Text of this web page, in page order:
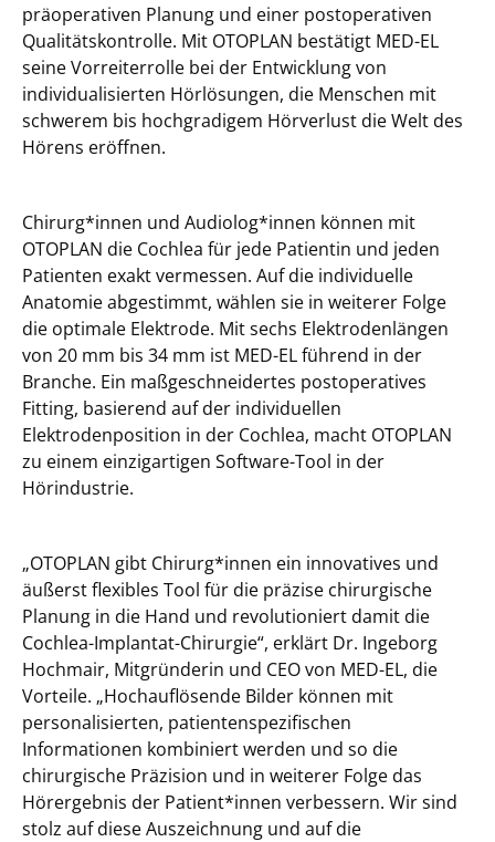
präoperativen Planung und einer postoperativen
Qualitätskontrolle. Mit OTOPLAN bestätigt MED-EL
seine Vorreiterrolle bei der Entwicklung von
individualisierten Hörlösungen, die Menschen mit
schwerem bis hochgradigem Hörverlust die Welt des
Hörens eröffnen.
Chirurg*innen und Audiolog*innen können mit
OTOPLAN die Cochlea für jede Patientin und jeden
Patienten exakt vermessen. Auf die individuelle
Anatomie abgestimmt, wählen sie in weiterer Folge
die optimale Elektrode. Mit sechs Elektrodenlängen
von 20 mm bis 34 mm ist MED-EL führend in der
Branche. Ein maßgeschneidertes postoperatives
Fitting, basierend auf der individuellen
Elektrodenposition in der Cochlea, macht OTOPLAN
zu einem einzigartigen Software-Tool in der
Hörindustrie.
„OTOPLAN gibt Chirurg*innen ein innovatives und
äußerst flexibles Tool für die präzise chirurgische
Planung in die Hand und revolutioniert damit die
Cochlea-Implantat-Chirurgie“, erklärt Dr. Ingeborg
Hochmair, Mitgründerin und CEO von MED-EL, die
Vorteile. „Hochauflösende Bilder können mit
personalisierten, patientenspezifischen
Informationen kombiniert werden und so die
chirurgische Präzision und in weiterer Folge das
Hörergebnis der Patient*innen verbessern. Wir sind
stolz auf diese Auszeichnung und auf die